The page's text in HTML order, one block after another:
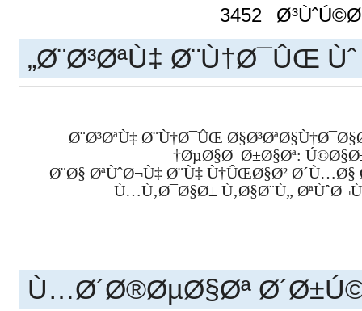
3452
Ø¨Ø³ØªÙ‡ Ø¨Ù†Ø¯ÛŒ
Ø¨Ø³ØªÙ‡ Ø¨Ù†Ø¯ÛŒ
ØµØ§Ø¯Ø±Ø§Øª:
Ø¨Ø§ ØªÙˆØ¬Ù‡ Ø¨Ù‡ Ù†ÛŒØ§Ø² Ø´Ù…Ø§
Ù…Ù‚Ø¯Ø§Ø± Ù‚Ø§Ø¨Ù„
Ù…Ø´Ø®ØµØ§Øª